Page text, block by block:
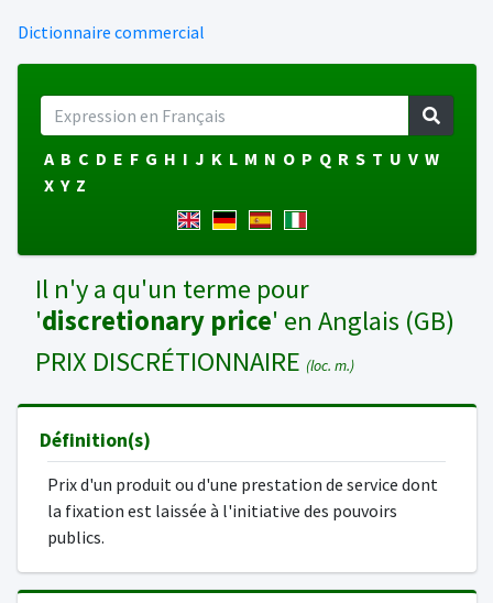
Dictionnaire commercial
A B C D E F G H I J K L M N O P Q R S T U V W
X Y Z
Il n'y a qu'un terme pour
'discretionary price' en Anglais (GB)
PRIX DISCRÉTIONNAIRE (loc. m.)
Définition(s)
Prix d'un produit ou d'une prestation de service dont
la fixation est laissée à l'initiative des pouvoirs
publics.